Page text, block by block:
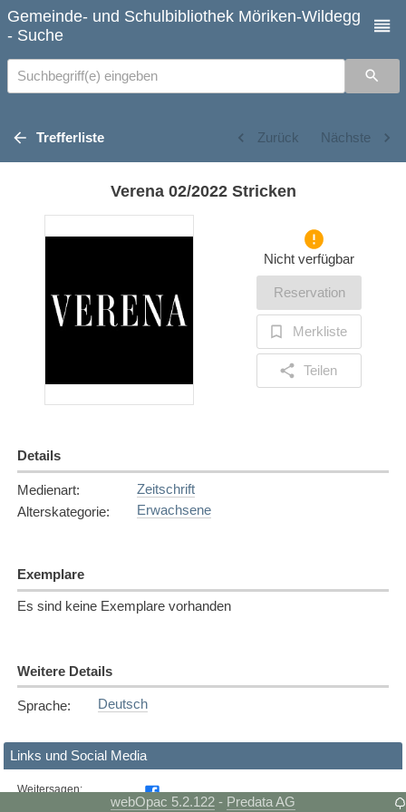
Gemeinde- und Schulbibliothek Möriken-Wildegg
- Suche
Suchbegriff(e) eingeben
Trefferliste Zurück Nächste
Verena 02/2022 Stricken
Nicht verfügbar
Reservation
Merkliste
Teilen
Details
Medienart:
Zeitschrift
Alterskategorie: Erwachsene
Exemplare
Es sind keine Exemplare vorhanden
Weitere Details
Sprache: Deutsch
Links und Social Media
Weitersagen:
webOpac 5.2.122 - Predata AG